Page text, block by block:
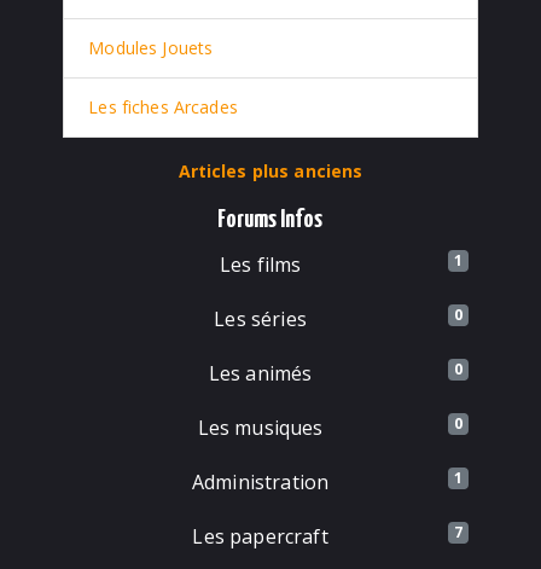
Modules Jouets
Les fiches Arcades
Articles plus anciens
Forums Infos
Les films 1
Les séries 0
Les animés 0
Les musiques 0
Administration 1
Les papercraft 7